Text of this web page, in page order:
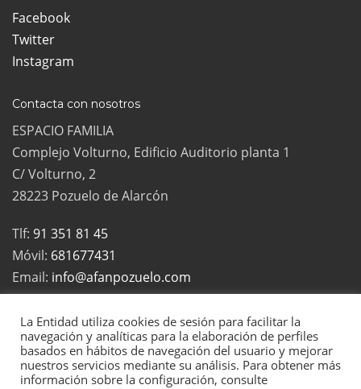
Facebook
Twitter
Instagram
Contacta con nosotros
ESPACIO FAMILIA
Complejo Volturno, Edificio Auditorio planta 1
C/ Volturno, 2
28223 Pozuelo de Alarcón
Tlf: 91 351 81 45
Móvil: 681677431
Email: info@afanpozuelo.com
2022 Todos los derechos reservados | La Asociación de Familias
Numerosas de Pozuelo es una asociación sin ánimo de lucro, inscrita
en el registro de Asociaciones de la Comunidad de Madrid con
La Entidad utiliza cookies de sesión para facilitar la
navegación y analíticas para la elaboración de perfiles
basados en hábitos de navegación del usuario y mejorar
nuestros servicios mediante su análisis. Para obtener más
información sobre la configuración, consulte